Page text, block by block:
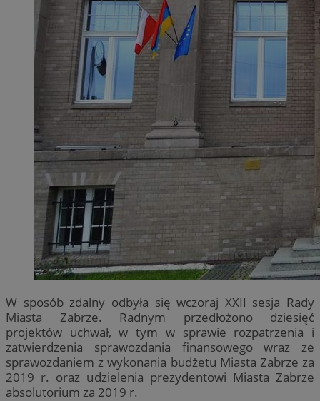
W sposób zdalny odbyła się wczoraj XXII sesja Rady
Miasta Zabrze. Radnym przedłożono dziesięć
projektów uchwał, w tym w sprawie rozpatrzenia i
zatwierdzenia sprawozdania finansowego wraz ze
sprawozdaniem z wykonania budżetu Miasta Zabrze za
2019 r. oraz udzielenia prezydentowi Miasta Zabrze
absolutorium za 2019 r.